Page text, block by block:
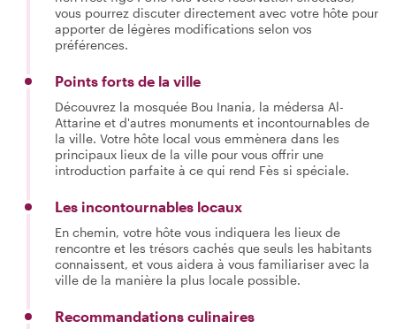
vous pourrez discuter directement avec votre hôte pour
apporter de légères modifications selon vos
préférences.
Points forts de la ville
Découvrez la mosquée Bou Inania, la médersa Al-
Attarine et d'autres monuments et incontournables de
la ville. Votre hôte local vous emmènera dans les
principaux lieux de la ville pour vous offrir une
introduction parfaite à ce qui rend Fès si spéciale.
Les incontournables locaux
En chemin, votre hôte vous indiquera les lieux de
rencontre et les trésors cachés que seuls les habitants
connaissent, et vous aidera à vous familiariser avec la
ville de la manière la plus locale possible.
Recommandations culinaires